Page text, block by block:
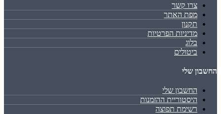
צרו קשר
מפת האתר
תקנון
מדיניות הפרטיות
בלוג
ביטולים
החשבון שלי
החשבון שלי
היסטוריית ההזמנות
רשימת תפוצה